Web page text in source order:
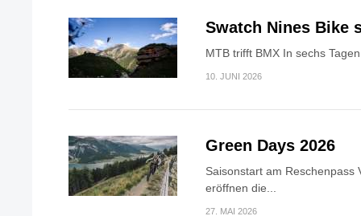
Swatch Nines Bike
MTB trifft BMX In sechs
10. JUNI 2026
Green Days 2026
Saisonstart am Reschenpass
eröffnen die...
27. MAI 2026